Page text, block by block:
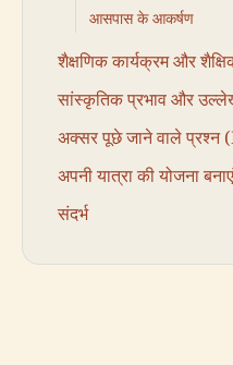
आसपास के आकर्षण
शैक्षणिक कार्यक्रम और
सांस्कृतिक प्रभाव और
अक्सर पूछे जाने वाले प्रश्न
अपनी यात्रा की योजना
संदर्भ